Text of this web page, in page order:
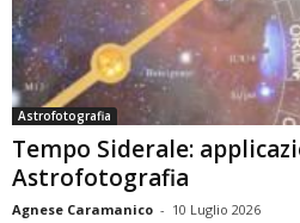
Astrofotografia
Tempo Siderale:
Astrofotografia
Agnese Caramanico - 10 Luglio 2026